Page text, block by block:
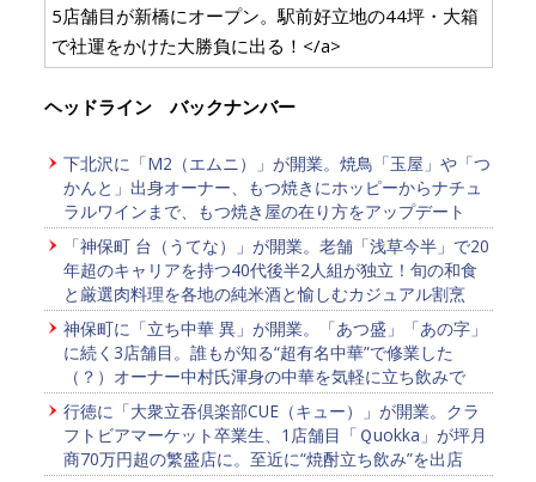
5店舗目が新橋にオープン。駅前好立地の44坪・大箱
で社運をかけた大勝負に出る！</a>
ヘッドライン バックナンバー
下北沢に「M2（エムニ）」が開業。焼鳥「玉屋」や「つ
かんと」出身オーナー、もつ焼きにホッピーからナチュ
ラルワインまで、もつ焼き屋の在り方をアップデート
「神保町 台（うてな）」が開業。老舗「浅草今半」で20
年超のキャリアを持つ40代後半2人組が独立！旬の和食
と厳選肉料理を各地の純米酒と愉しむカジュアル割烹
神保町に「立ち中華 異」が開業。「あつ盛」「あの字」
に続く3店舗目。誰もが知る“超有名中華”で修業した
（？）オーナー中村氏渾身の中華を気軽に立ち飲みで
行徳に「大衆立吞倶楽部CUE（キュー）」が開業。クラ
フトビアマーケット卒業生、1店舗目「Ｑuokka」が坪月
商70万円超の繁盛店に。至近に“焼酎立ち飲み”を出店